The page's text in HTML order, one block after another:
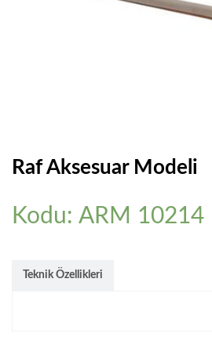
Raf Aksesuar Modeli
Kodu: ARM 10214
Teknik Özellikleri
MANKEN & PLEXI
BASINDA BIZ